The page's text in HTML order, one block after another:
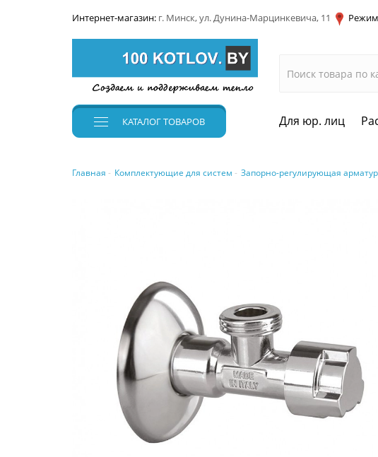
Интернет-магазин: г. Минск, ул. Дунина-Марцинкевича, 11
КАТАЛОГТОВАРОВ Для юр. лиц
Главная Комплектующие для систем Запорно-регулирующая